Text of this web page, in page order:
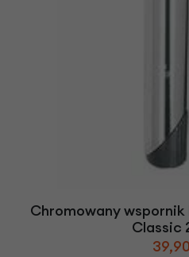
Chromowany
Classic